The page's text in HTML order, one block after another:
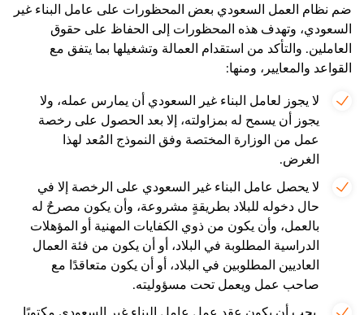
ضم نظام العمل السعودي بعض المحظورات على عامل البناء غير
السعودي، وتهدف هذه المحظورات إلى الحفاظ على حقوق
العاملين. والتأكد من استقدام العمالة وتشغيلها بما يتفق مع
القواعد والمعايير، ومنها:
لا يجوز لعامل البناء غير السعودي أن يمارس عمله، ولا
يجوز أن يسمح له بمزاولته، إلا بعد الحصول على رخصة
عمل من الوزارة المختصة وفق النموذج المُعد لهذا
الغرض.
لا يحصل عامل البناء غير السعودي على الرخصة إلا في
حال دخوله للبلاد بطريقةٍ مشروعة، وأن يكون مصرحٌ له
بالعمل، وأن يكون من ذوي الكفايات المهنية أو المؤهلات
الدراسية المطلوبة في البلاد، أو أن يكون من فئة العمال
العاديين المطلوبين في البلاد، أو أن يكون متعاقدًا مع
صاحب عمل ويعمل تحت مسؤوليته.